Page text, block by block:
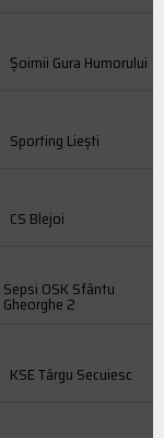
Şoimii Gura Humorului
Sporting Liești
CS Blejoi
Sepsi OSK Sfântu
Gheorghe 2
KSE Târgu Secuiesc